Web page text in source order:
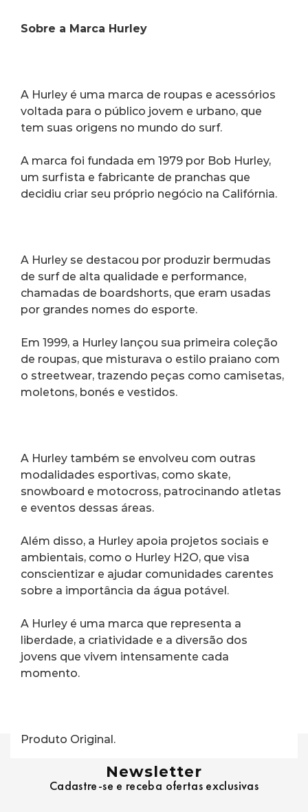
Sobre a Marca Hurley
A Hurley é uma marca de roupas e acessórios
voltada para o público jovem e urbano, que
tem suas origens no mundo do surf.
A marca foi fundada em 1979 por Bob Hurley,
um surfista e fabricante de pranchas que
decidiu criar seu próprio negócio na Califórnia.
A Hurley se destacou por produzir bermudas
de surf de alta qualidade e performance,
chamadas de boardshorts, que eram usadas
por grandes nomes do esporte.
Em 1999, a Hurley lançou sua primeira coleção
de roupas, que misturava o estilo praiano com
o streetwear, trazendo peças como camisetas,
moletons, bonés e vestidos.
A Hurley também se envolveu com outras
modalidades esportivas, como skate,
snowboard e motocross, patrocinando atletas
e eventos dessas áreas.
Além disso, a Hurley apoia projetos sociais e
ambientais, como o Hurley H2O, que visa
conscientizar e ajudar comunidades carentes
sobre a importância da água potável.
A Hurley é uma marca que representa a
liberdade, a criatividade e a diversão dos
jovens que vivem intensamente cada
momento.
Produto Original.
Newsletter
Cadastre-se e receba ofertas exclusivas